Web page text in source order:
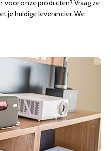
voor onze producten? Vraag ze
je huidige leverancier. We